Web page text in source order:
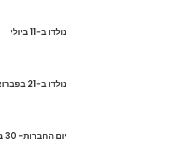
נולדו ב-11 ביולי
נולדו ב-21 בפברואר
יום החברות- 30 ביולי